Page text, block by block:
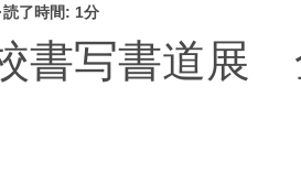
書写書道展
読了時間: 1分